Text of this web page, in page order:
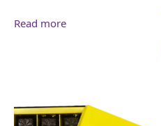
Read more